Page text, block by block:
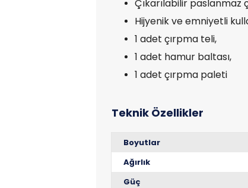
Çıkarılabilir paslanmaz
Hijyenik ve emniyetli
1 adet çırpma teli,
1 adet hamur baltası,
1 adet çırpma paleti
Boyutlar
Ağırlık
Güç